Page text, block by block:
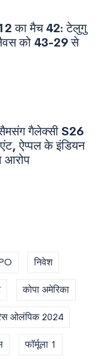
का मैच 42: टेलुगु
को 43-29 से
गैलेक्सी S26
ऐप्पल के इंडियन
आरोप
निवेश
कोपा अमेरिका
ओलंपिक 2024
फॉर्मूला 1